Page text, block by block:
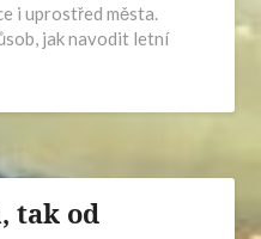
i uprostřed města.
jak navodit letní
tak od